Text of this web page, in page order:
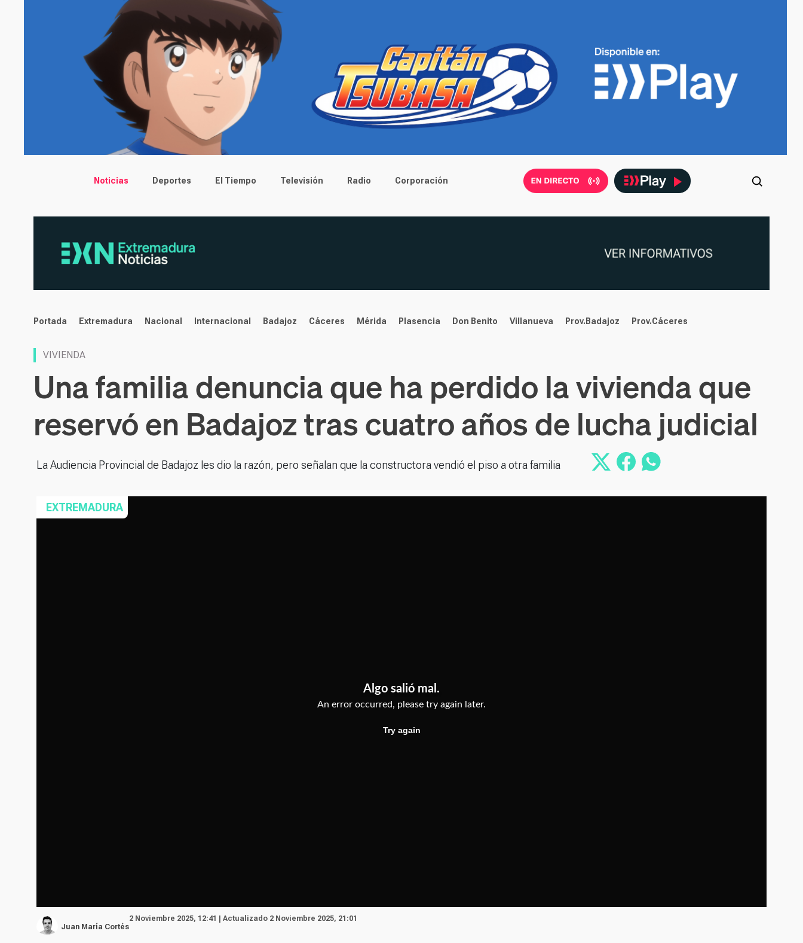
Main menu
Noticias Deportes El Tiempo Televisión Radio Corporación
noticias
Portada Extremadura Nacional Internacional Badajoz Cáceres Mérida Plasencia Don Benito Villanueva Prov.Badajoz Prov.Cáceres
VIVIENDA
Una familia denuncia que ha perdido la vivienda que
reservó en Badajoz tras cuatro años de lucha judicial
La Audiencia Provincial de Badajoz les dio la razón, pero señalan que la constructora vendió el piso a otra familia
EXTREMADURA
Juan María Cortés
2 Noviembre 2025, 12:41 | Actualizado 2 Noviembre 2025, 21:01